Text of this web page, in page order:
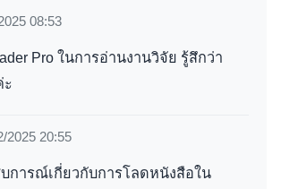
08:53
Pro ในการอ่านงานวิจัย รู้สึกว่า
ะ
2025 20:55
การณ์เกี่ยวกับการโลดหนังสือใน